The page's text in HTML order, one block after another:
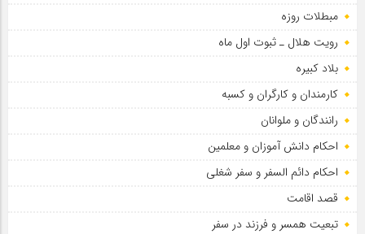
مبطلات روزه
رویت هلال ـ ثبوت اول ماه
بلاد کبیره
کارمندان و کارگران و کسبه
رانندگان و ملوانان
احکام دانش آموزان و معلمین
احکام دائم السفر و سفر شغلی
قصد اقامت
تبعیت همسر و فرزند در سفر